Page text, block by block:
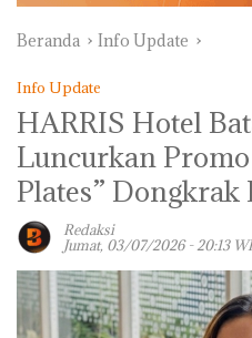
Beranda Info Update
Info Update
HARRIS Hotel
Luncurkan Promo
Plates” Dongkrak
Redaksi
Jumat, 03/07/2026 - 20:13